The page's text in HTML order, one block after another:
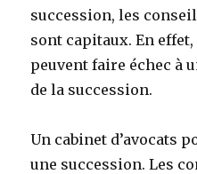
succession, les
sont capitaux. En
peuvent faire échec à
de la succession.
Un cabinet d’avocats
une succession. Les